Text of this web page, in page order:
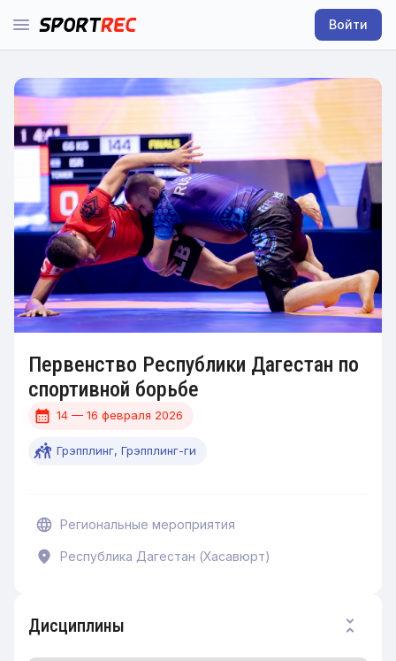
Войти
Первенство Республики Дагестан по
спортивной борьбе
14 — 16 февраля 2026
Грэпплинг, Грэпплинг-ги
Региональные мероприятия
Республика Дагестан (Хасавюрт)
Дисциплины